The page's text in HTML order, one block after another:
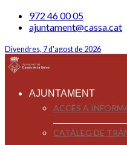
972 46 00 05
ajuntament@cassa.cat
Divendres, 7 d'agost de 2026
AJUNTAMENT
ACCÉS A
CATÀLEG DE